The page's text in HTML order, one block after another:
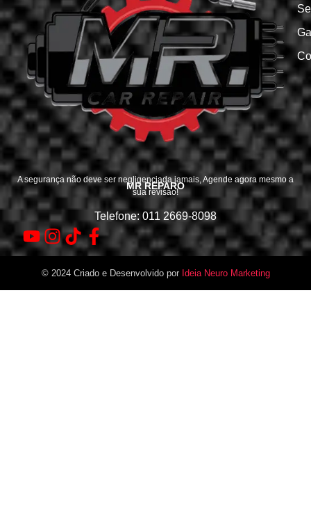
MR REPARO
A segurança não deve ser negligenciada jamais, Agende agora mesmo a
sua revisão!
Telefone: 011 2669-8098
© 2024 Criado e Desenvolvido por Ideia Neuro Marketing